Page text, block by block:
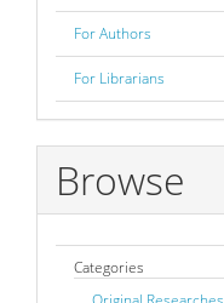
For Authors
For Librarians
Browse
Categories